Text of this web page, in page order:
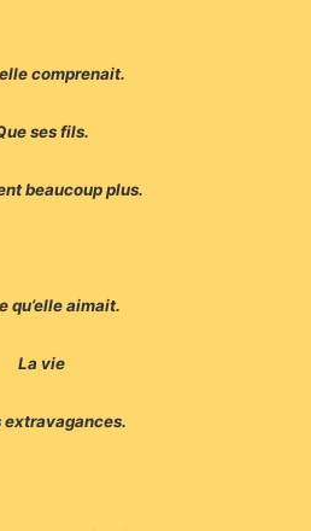
comprenait.
ses fils.
beaucoup plus.
qu’elle aimait.
La vie
extravagances.